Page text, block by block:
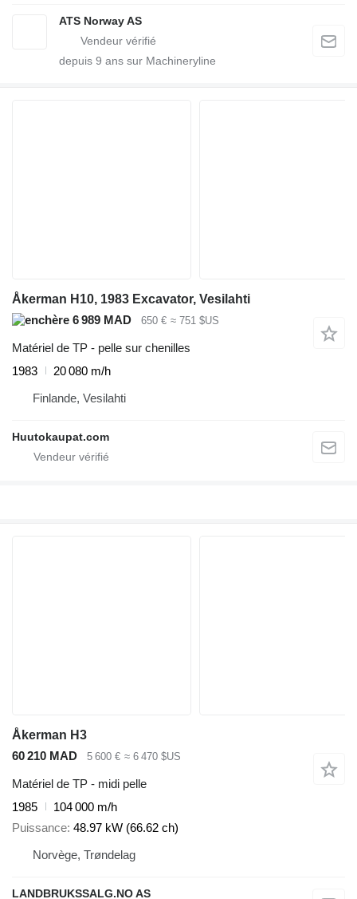
ATS Norway AS
depuis 9 ans sur Machineryline
Åkerman H10, 1983 Excavator, Vesilahti
6 989 MAD
650 € ≈ 751 $US
Matériel de TP - pelle sur chenilles
1983
20 080 m/h
Finlande, Vesilahti
Huutokaupat.com
Åkerman H3
60 210 MAD
5 600 € ≈ 6 470 $US
Matériel de TP - midi pelle
1985
104 000 m/h
Puissance 48.97 kW (66.62 ch)
Norvège, Trøndelag
LANDBRUKSSALG.NO AS